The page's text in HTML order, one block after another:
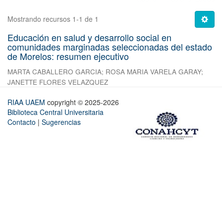
Mostrando recursos 1-1 de 1
Educación en salud y desarrollo social en
comunidades marginadas seleccionadas del estado
de Morelos: resumen ejecutivo
MARTA CABALLERO GARCIA; ROSA MARIA VARELA GARAY;
JANETTE FLORES VELAZQUEZ
RIAA UAEM copyright © 2025-2026
Biblioteca Central Universitaria
Contacto | Sugerencias